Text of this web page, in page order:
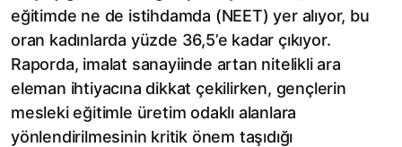
eğitimde ne de istihdamda (NEET) yer alıyor, bu
oran kadınlarda yüzde 36,5’e kadar çıkıyor.
Raporda, imalat sanayiinde artan nitelikli ara
eleman ihtiyacına dikkat çekilirken, gençlerin
mesleki eğitimle üretim odaklı alanlara
yönlendirilmesinin kritik önem taşıdığı